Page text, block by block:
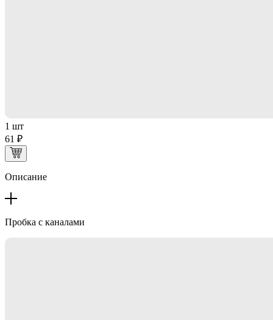
1 шт
61 ₽
Описание
Пробка с каналами